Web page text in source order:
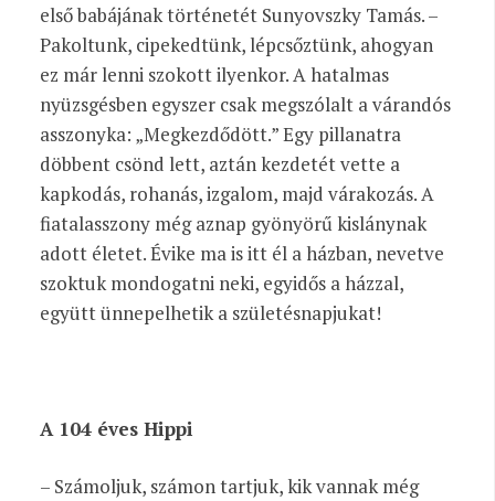
első babájának történetét Sunyovszky Tamás. –
Pakoltunk, cipekedtünk, lépcsőztünk, ahogyan
ez már lenni szokott ilyenkor. A hatalmas
nyüzsgésben egyszer csak megszólalt a várandós
asszonyka: „Megkezdődött.” Egy pillanatra
döbbent csönd lett, aztán kezdetét vette a
kapkodás, rohanás, izgalom, majd várakozás. A
fiatalasszony még aznap gyönyörű kislánynak
adott életet. Évike ma is itt él a házban, nevetve
szoktuk mondogatni neki, egyidős a házzal,
együtt ünnepelhetik a születésnapjukat!
A 104 éves Hippi
– Számoljuk, számon tartjuk, kik vannak még